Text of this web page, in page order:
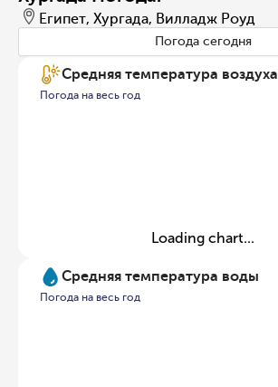
Египет, Хургада, Вилладж Роуд
Погода сегодня
Средняя температура воздуха
Погода на весь год
Loading chart...
Средняя температура воды
Погода на весь год